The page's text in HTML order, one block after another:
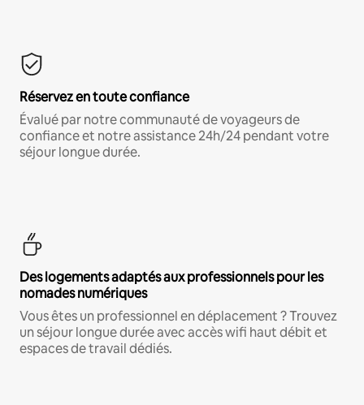
Réservez en toute confiance
Évalué par notre communauté de voyageurs de
confiance et notre assistance 24h/24 pendant votre
séjour longue durée.
Des logements adaptés aux professionnels pour les
nomades numériques
Vous êtes un professionnel en déplacement ? Trouvez
un séjour longue durée avec accès wifi haut débit et
espaces de travail dédiés.